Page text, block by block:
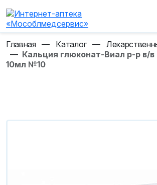
Главная — Каталог —
— Кальция глюконат-Виал р-р в/
10мл №10